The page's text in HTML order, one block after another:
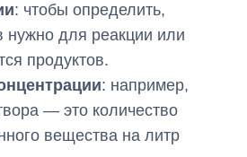
: чтобы определить,
нужно для реакции или
продуктов.
: например,
— это количество
вещества на литр